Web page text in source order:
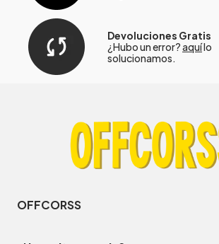
Devoluciones Gratis
¿Hubo un error?aquílo
solucionamos.
OFFCORSS